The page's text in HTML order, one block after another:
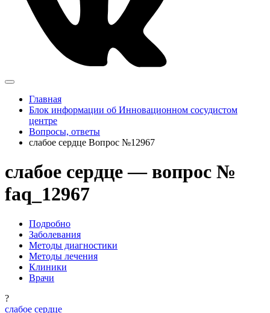
Главная
Блок информации об Инновационном сосудистом
центре
Вопросы, ответы
слабое сердце Вопрос №12967
слабое сердце — вопрос №
faq_12967
Подробно
Заболевания
Методы диагностики
Методы лечения
Клиники
Врачи
?
слабое сердце